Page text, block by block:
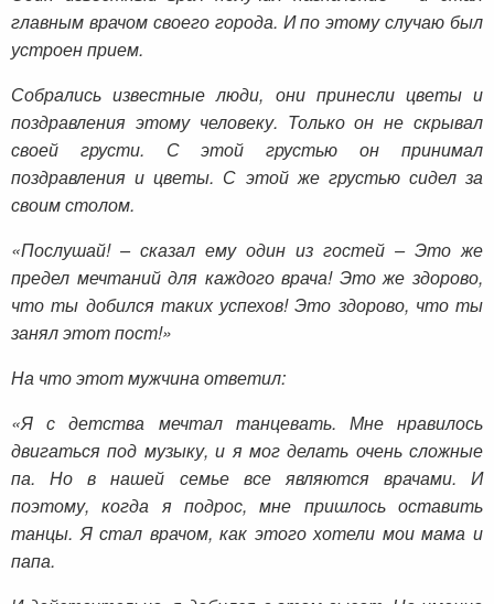
главным врачом своего города. И по этому случаю был
устроен прием.
Собрались известные люди, они принесли цветы и
поздравления этому человеку. Только он не скрывал
своей грусти. С этой грустью он принимал
поздравления и цветы. С этой же грустью сидел за
своим столом.
«Послушай! – сказал ему один из гостей – Это же
предел мечтаний для каждого врача! Это же здорово,
что ты добился таких успехов! Это здорово, что ты
занял этот пост!»
На что этот мужчина ответил:
«Я с детства мечтал танцевать. Мне нравилось
двигаться под музыку, и я мог делать очень сложные
па. Но в нашей семье все являются врачами. И
поэтому, когда я подрос, мне пришлось оставить
танцы. Я стал врачом, как этого хотели мои мама и
папа.